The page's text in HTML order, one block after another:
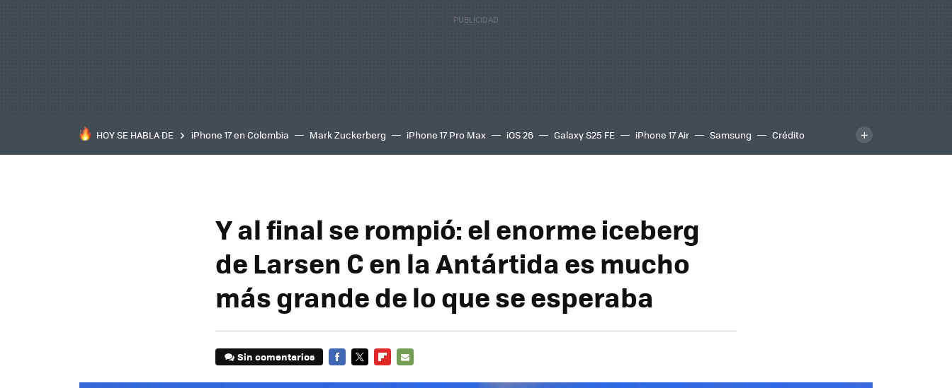
HOY SE HABLA DE iPhone 17 en Colombia Mark Zuckerberg iPhone 17 Pro Max iOS 26 Galaxy S25 FE iPhone 17 Air Samsung
Crédito
inteligente
IA TCL C8K
Y al final se rompió: el enorme iceberg
de Larsen C en la Antártida es mucho
más grande de lo que se esperaba
Sin comentarios